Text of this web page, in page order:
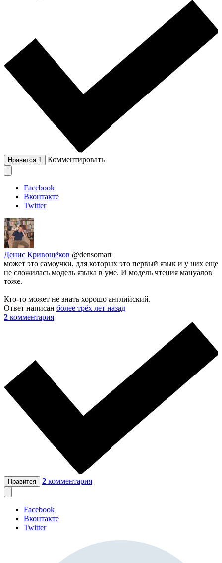
Нравится 1 Комментировать
Facebook
Вконтакте
Twitter
Денис Кривощёков @densomart
может это самоучки, для которых это первый язык и у них еще
не сложилась модель языка в уме. И модель чтения мануалов
тоже.
Кто-то может не знать хорошо английский.
Ответ написан более трёх лет назад
2 комментария
Нравится 2 комментария
Facebook
Вконтакте
Twitter